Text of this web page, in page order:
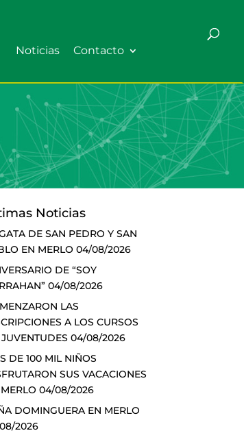
Noticias Contacto
Noticias
DE SAN PEDRO Y SAN
EN MERLO 04/08/2026
DE “SOY
04/08/2026
LAS
A LOS CURSOS
04/08/2026
DE 100 MIL NIÑOS
SUS VACACIONES
04/08/2026
DOMINGUERA EN MERLO
2026